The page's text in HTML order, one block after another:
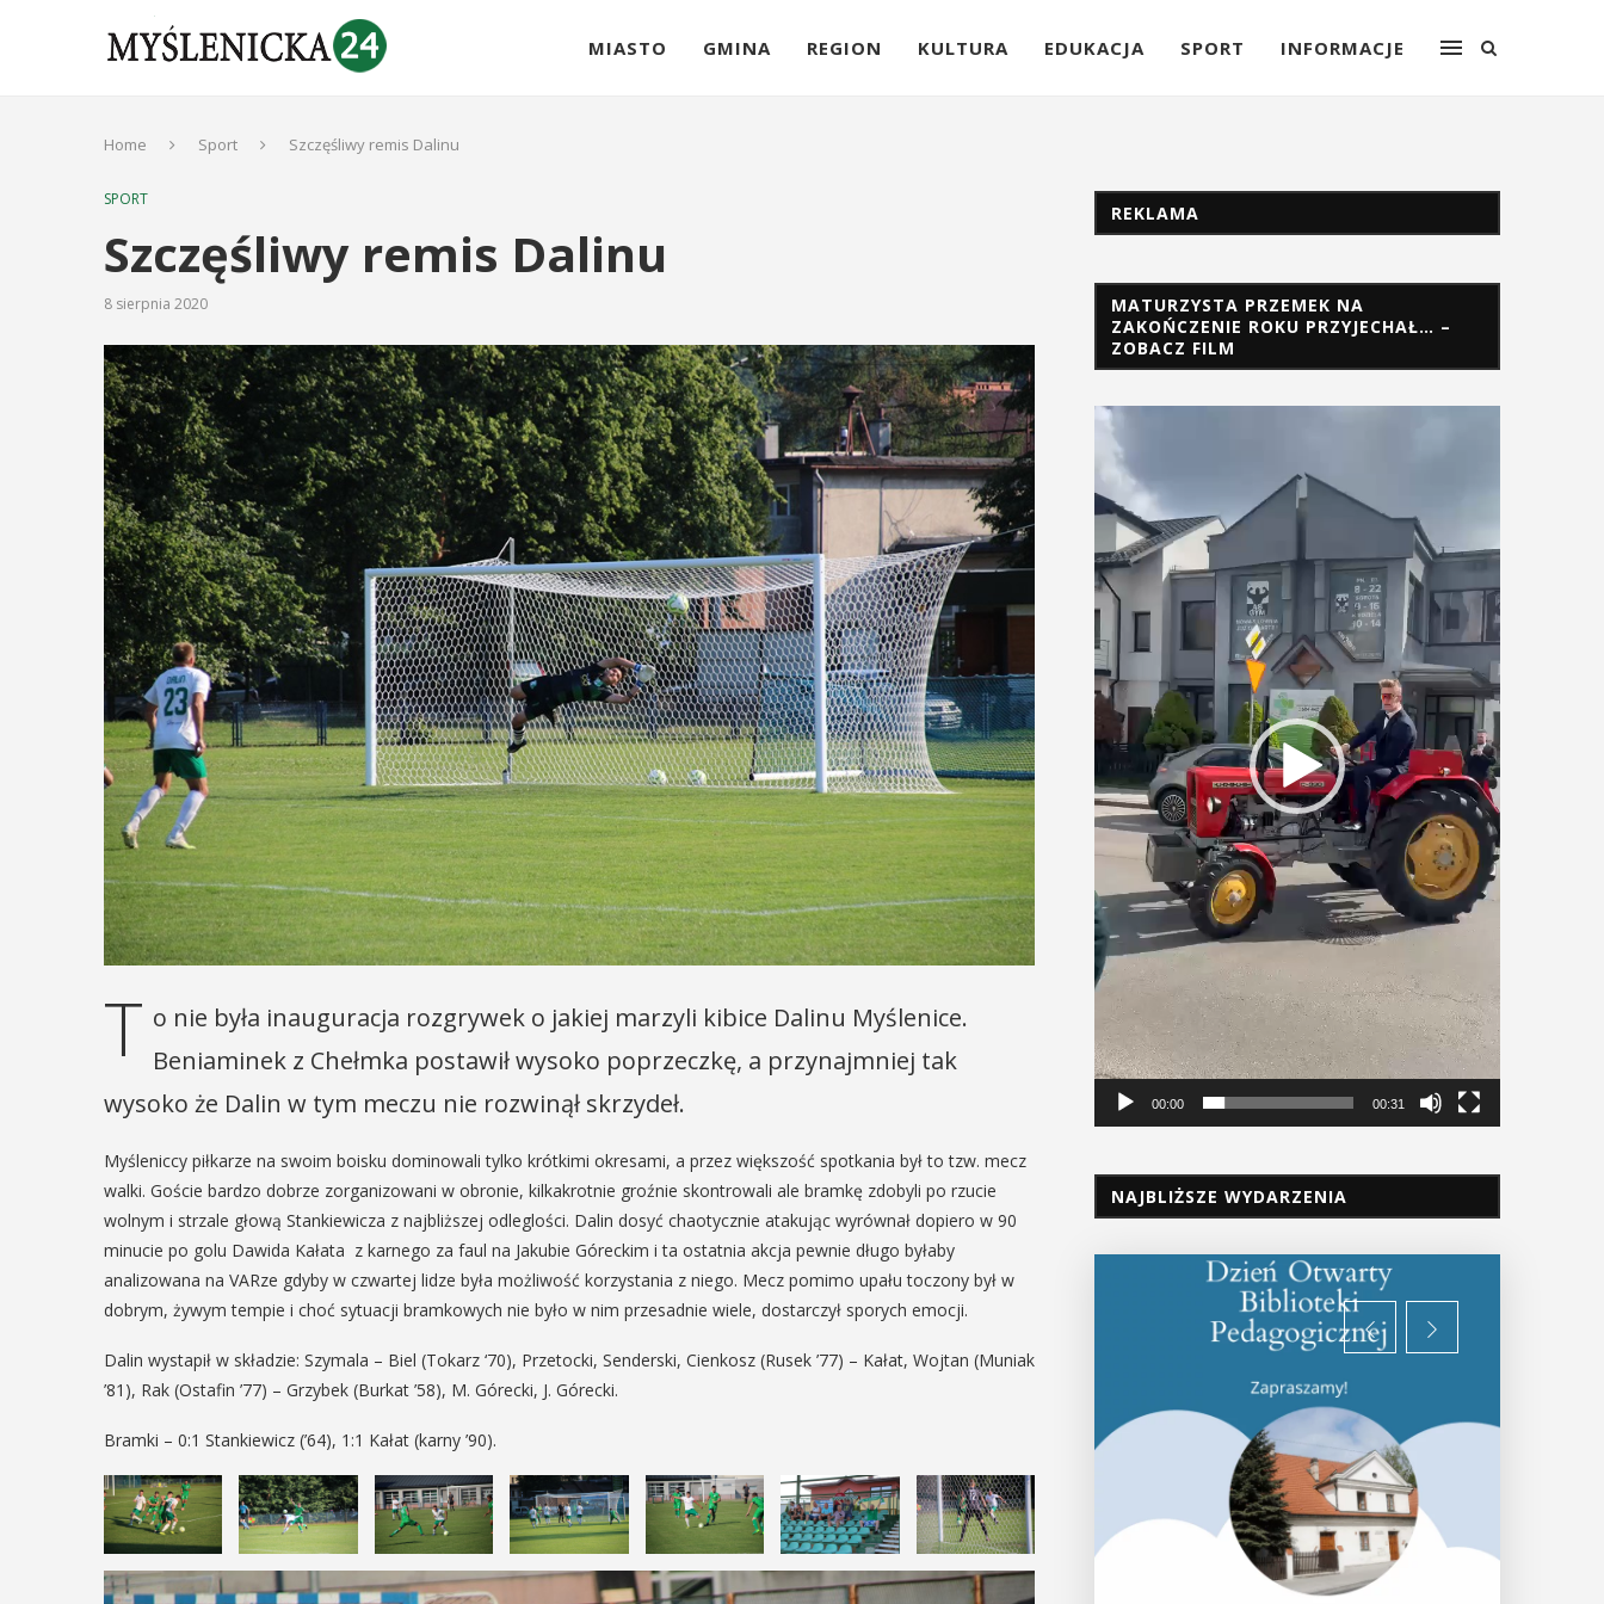
MIASTO GMINA REGION KULTURA EDUKACJA SPORT INFORMACJE
Home Sport Szczęśliwy remis Dalinu
SPORT
Szczęśliwy remis Dalinu
8 sierpnia 2020
T o nie była inauguracja rozgrywek o jakiej marzyli kibice Dalinu Myślenice.
Beniaminek z Chełmka postawił wysoko poprzeczkę, a przynajmniej tak
wysoko że Dalin w tym meczu nie rozwinął skrzydeł.
Myśleniccy piłkarze na swoim boisku dominowali tylko krótkimi okresami, a przez większość spotkania był to tzw. mecz
walki. Goście bardzo dobrze zorganizowani w obronie, kilkakrotnie groźnie skontrowali ale bramkę zdobyli po rzucie
wolnym i strzale głową Stankiewicza z najbliższej odleglości. Dalin dosyć chaotycznie atakując wyrównał dopiero w 90
minucie po golu Dawida Kałata z karnego za faul na Jakubie Góreckim i ta ostatnia akcja pewnie długo byłaby
analizowana na VARze gdyby w czwartej lidze była możliwość korzystania z niego. Mecz pomimo upału toczony był w
dobrym, żywym tempie i choć sytuacji bramkowych nie było w nim przesadnie wiele, dostarczył sporych emocji.
Dalin wystapił w składzie: Szymala – Biel (Tokarz ‘70), Przetocki, Senderski, Cienkosz (Rusek ’77) – Kałat, Wojtan (Muniak
’81), Rak (Ostafin ’77) – Grzybek (Burkat ’58), M. Górecki, J. Górecki.
Bramki – 0:1 Stankiewicz (’64), 1:1 Kałat (karny ’90).
REKLAMA
MATURZYSTA PRZEMEK NA
ZAKOŃCZENIE ROKU PRZYJECHAŁ… –
ZOBACZ FILM
Odtwarzacz
video
00:00 00:31
NAJBLIŻSZE WYDARZENIA